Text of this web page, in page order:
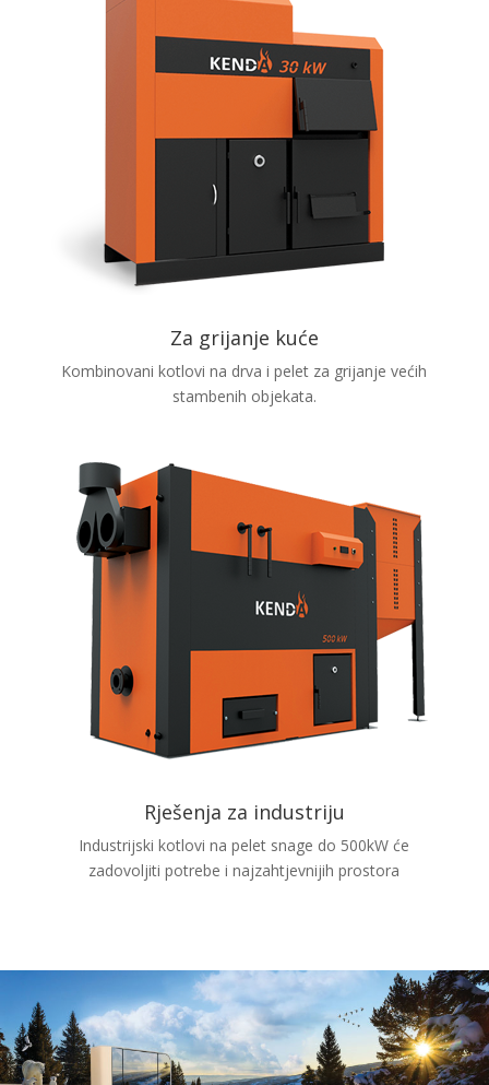
Za grijanje kuće
Kombinovani kotlovi na drva i pelet za grijanje većih
stambenih objekata.
Rješenja za industriju
Industrijski kotlovi na pelet snage do 500kW će
zadovoljiti potrebe i najzahtjevnijih prostora